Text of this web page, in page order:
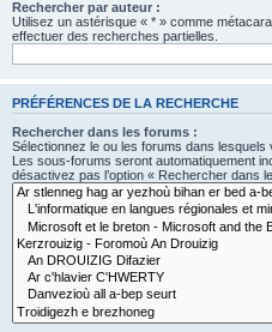
Rechercher par auteur :
Utilisez un astérisque « * » comme
effectuer des recherches partielles.
PRÉFÉRENCES DE LA RECHERCHE
Rechercher dans les forums :
Sélectionnez le ou les forums dans
Les sous-forums seront automatiquement
désactivez pas l’option « Rechercher dans